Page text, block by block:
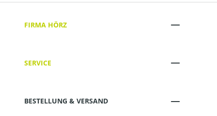
FIRMA HÖRZ
SERVICE
BESTELLUNG & VERSAND